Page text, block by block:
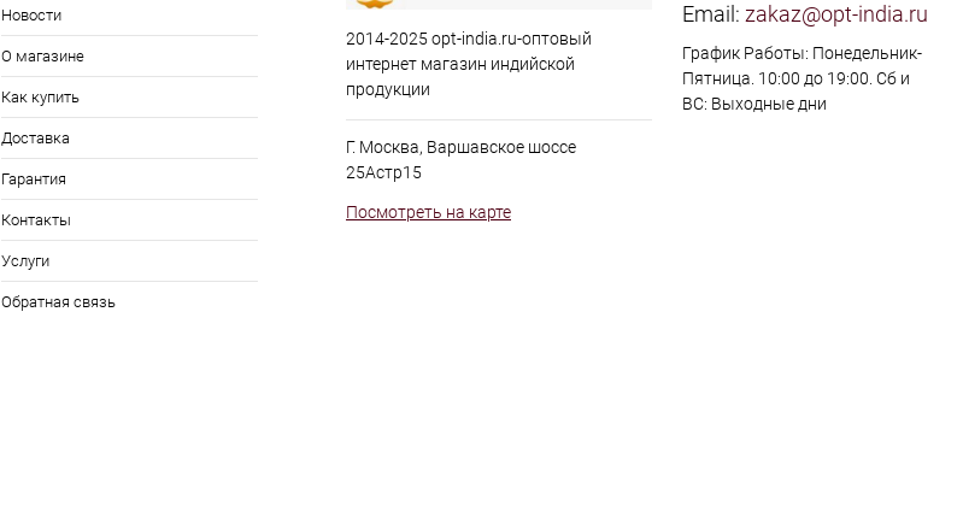
Новости
О магазине
Как купить
Доставка
Гарантия
Контакты
Услуги
Обратная связь
2014-2025 opt-india.ru-оптовый
интернет магазин индийской
продукции
Г. Москва, Варшавское шоссе
25Астр15
Посмотреть на карте
Email: zakaz@opt-india.ru
График Работы: Понедельник-
Пятница. 10:00 до 19:00. Сб и
ВС: Выходные дни